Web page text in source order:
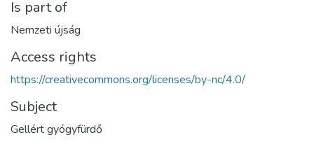
Is part of
Nemzeti újság
Access rights
https://creativecommons.org/licenses/by-nc/4.0/
Subject
Gellért gyógyfürdő